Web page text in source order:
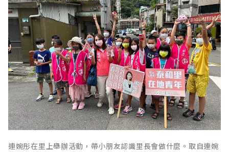
連婉彤在里上舉辦活動，帶小朋友認識里長會做什麼。取自連婉